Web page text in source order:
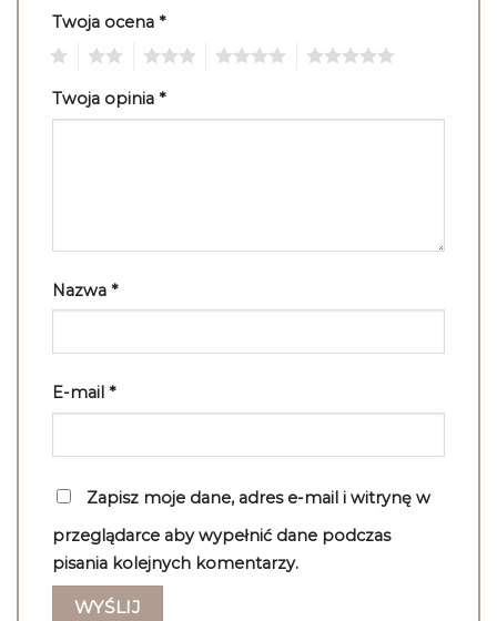
Twoja ocena *
Twoja opinia *
Nazwa *
E-mail *
Zapisz moje dane, adres e-mail i witrynę w
przeglądarce aby wypełnić dane podczas
pisania kolejnych komentarzy.